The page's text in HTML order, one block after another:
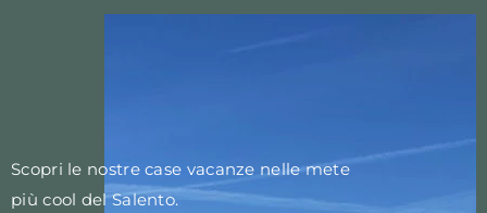
Scopri le nostre case vacanze nelle mete
più cool del Salento.